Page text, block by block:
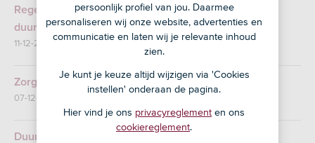
Regeneration’: 50 oplossingsrichtingen voor een
duurzame kledingindustrie
11-12-2023
Zorgen om klimaat, maar het krijgt geen prioriteit
07-12-2023
Duurzame Kieswijzer van ASN Bank helpt zwevende
persoonlijk profiel van jou. Daarmee
personaliseren wij onze website, advertenties en
communicatie en laten wij je relevante inhoud
zien.
Je kunt je keuze altijd wijzigen via 'Cookies
instellen' onderaan de pagina.
Hier vind je ons privacyreglement en ons
cookiereglement.